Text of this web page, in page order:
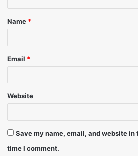
Name *
Email *
Website
Save my name, email, and website in
time I comment.